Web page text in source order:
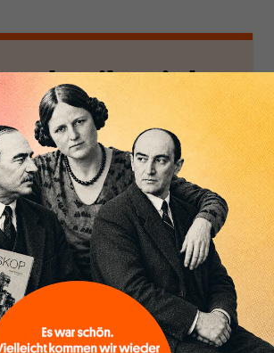
schreibt sich
ist damit
Wir verlassen die
journalistische Filterblase,
in der sich viele
eingerichtet haben. Wir
öffnen Fenster und
bringen frische Luft in die